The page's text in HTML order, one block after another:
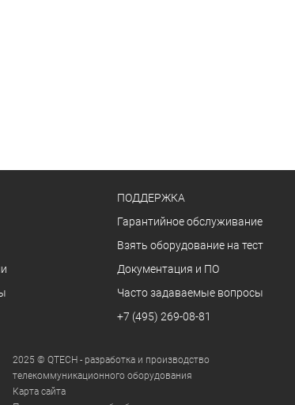
ПОДДЕРЖКА
Гарантийное обслуживание
Взять оборудование на тест
Документация и ПО
Часто задаваемые вопросы
+7 (495) 269-08-81
2025 © QTECH - разработка и производство
телекоммуникационного оборудования
Карта сайта